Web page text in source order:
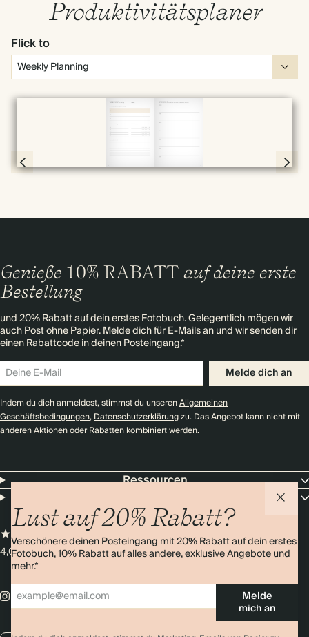
Produktivitätsplaner
Flick to
Vollbild
Page 30 & 31 of 192
Lust auf 20% Rabatt?
Verschönere deinen Posteingang mit 20% Rabatt auf dein erstes
Fotobuch, 10% Rabatt auf alles andere, exklusive Angebote und
mehr.*
Melde
mich an
Genieße 10% RABATT auf deine erste
Bestellung
und 20% Rabatt auf dein erstes Fotobuch. Gelegentlich mögen wir
auch Post ohne Papier. Melde dich für E-Mails an und wir senden dir
einen Rabattcode in deinen Posteingang.*
Melde dich an
Indem du dich anmeldest, stimmst du unserenAllgemeinen
Geschäftsbedingungen,Datenschutzerklärungzu. Das Angebot kann nicht mit
anderen Aktionen oder Rabatten kombiniert werden.
Ressourcen
4,0 SterneÜber 11.000 Bewertungen